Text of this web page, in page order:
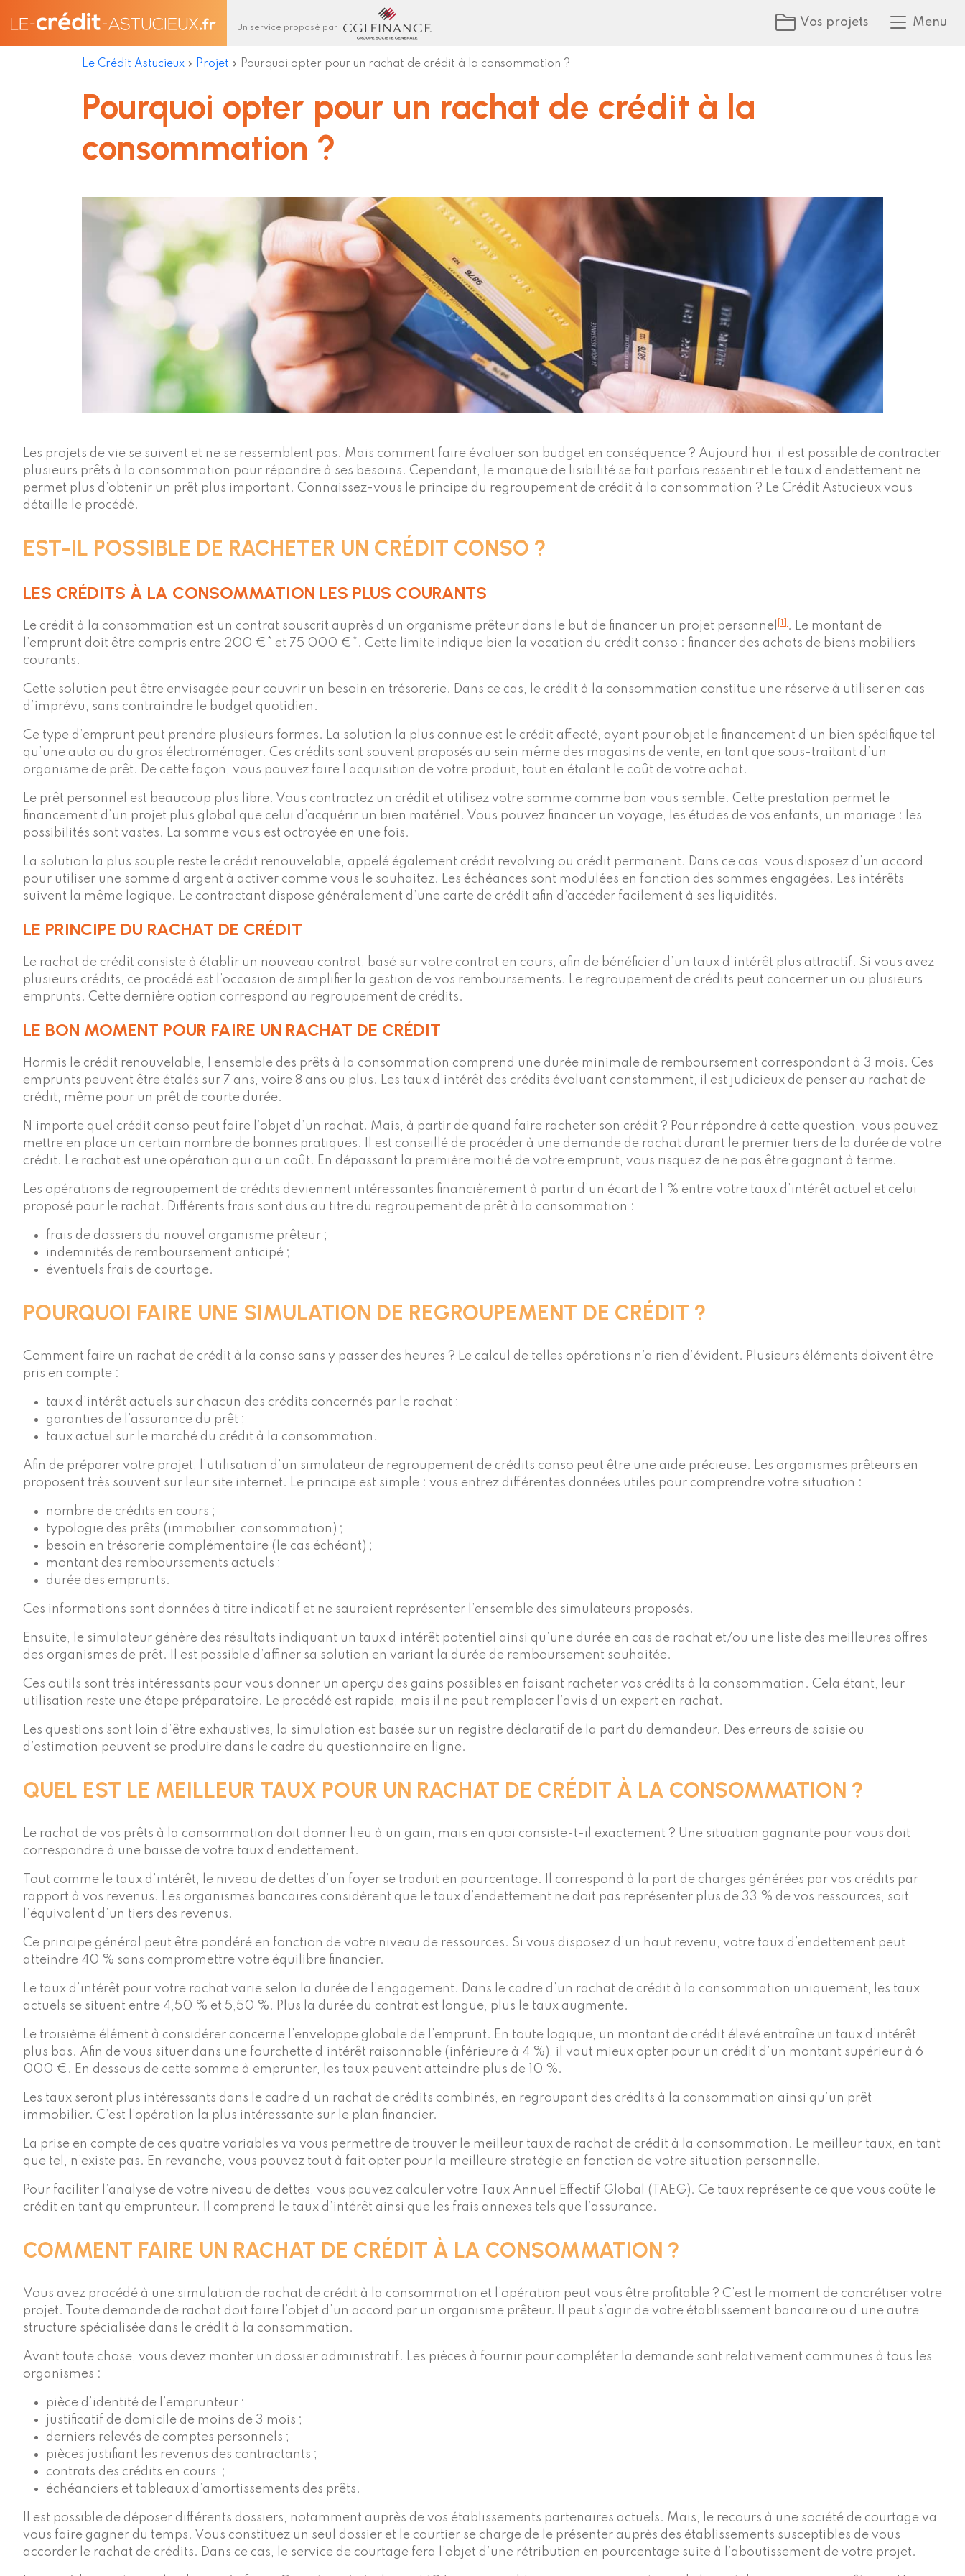
Un service proposé par Vos projets Menu
Le Crédit Astucieux » Projet » Pourquoi opter pour un rachat de crédit à la consommation ?
Pourquoi opter pour un rachat de crédit à la
consommation ?
Les projets de vie se suivent et ne se ressemblent pas. Mais comment faire évoluer son budget en conséquence ? Aujourd’hui, il est possible de contracter
plusieurs prêts à la consommation pour répondre à ses besoins. Cependant, le manque de lisibilité se fait parfois ressentir et le taux d’endettement ne
permet plus d’obtenir un prêt plus important. Connaissez-vous le principe du regroupement de crédit à la consommation ? Le Crédit Astucieux vous
détaille le procédé.
EST-IL POSSIBLE DE RACHETER UN CRÉDIT CONSO ?
LES CRÉDITS À LA CONSOMMATION LES PLUS COURANTS
Le crédit à la consommation est un contrat souscrit auprès d’un organisme prêteur dans le but de financer un projet personnel [1]
. Le montant de
l’emprunt doit être compris entre 200 €* et 75 000 €*. Cette limite indique bien la vocation du crédit conso : financer des achats de biens mobiliers
courants.
Cette solution peut être envisagée pour couvrir un besoin en trésorerie. Dans ce cas, le crédit à la consommation constitue une réserve à utiliser en cas
d’imprévu, sans contraindre le budget quotidien.
Ce type d’emprunt peut prendre plusieurs formes. La solution la plus connue est le crédit affecté, ayant pour objet le financement d’un bien spécifique tel
qu’une auto ou du gros électroménager. Ces crédits sont souvent proposés au sein même des magasins de vente, en tant que sous-traitant d’un
organisme de prêt. De cette façon, vous pouvez faire l’acquisition de votre produit, tout en étalant le coût de votre achat.
Le prêt personnel est beaucoup plus libre. Vous contractez un crédit et utilisez votre somme comme bon vous semble. Cette prestation permet le
financement d’un projet plus global que celui d’acquérir un bien matériel. Vous pouvez financer un voyage, les études de vos enfants, un mariage : les
possibilités sont vastes. La somme vous est octroyée en une fois.
La solution la plus souple reste le crédit renouvelable, appelé également crédit revolving ou crédit permanent. Dans ce cas, vous disposez d’un accord
pour utiliser une somme d’argent à activer comme vous le souhaitez. Les échéances sont modulées en fonction des sommes engagées. Les intérêts
suivent la même logique. Le contractant dispose généralement d’une carte de crédit afin d’accéder facilement à ses liquidités.
LE PRINCIPE DU RACHAT DE CRÉDIT
Le rachat de crédit consiste à établir un nouveau contrat, basé sur votre contrat en cours, afin de bénéficier d’un taux d’intérêt plus attractif. Si vous avez
plusieurs crédits, ce procédé est l’occasion de simplifier la gestion de vos remboursements. Le regroupement de crédits peut concerner un ou plusieurs
emprunts. Cette dernière option correspond au regroupement de crédits.
LE BON MOMENT POUR FAIRE UN RACHAT DE CRÉDIT
Hormis le crédit renouvelable, l’ensemble des prêts à la consommation comprend une durée minimale de remboursement correspondant à 3 mois. Ces
emprunts peuvent être étalés sur 7 ans, voire 8 ans ou plus. Les taux d’intérêt des crédits évoluant constamment, il est judicieux de penser au rachat de
crédit, même pour un prêt de courte durée.
N’importe quel crédit conso peut faire l’objet d’un rachat. Mais, à partir de quand faire racheter son crédit ? Pour répondre à cette question, vous pouvez
mettre en place un certain nombre de bonnes pratiques. Il est conseillé de procéder à une demande de rachat durant le premier tiers de la durée de votre
crédit. Le rachat est une opération qui a un coût. En dépassant la première moitié de votre emprunt, vous risquez de ne pas être gagnant à terme.
Les opérations de regroupement de crédits deviennent intéressantes financièrement à partir d’un écart de 1 % entre votre taux d’intérêt actuel et celui
proposé pour le rachat. Différents frais sont dus au titre du regroupement de prêt à la consommation :
frais de dossiers du nouvel organisme prêteur ;
indemnités de remboursement anticipé ;
éventuels frais de courtage.
POURQUOI FAIRE UNE SIMULATION DE REGROUPEMENT DE CRÉDIT ?
Comment faire un rachat de crédit à la conso sans y passer des heures ? Le calcul de telles opérations n’a rien d’évident. Plusieurs éléments doivent être
pris en compte :
taux d’intérêt actuels sur chacun des crédits concernés par le rachat ;
garanties de l’assurance du prêt ;
taux actuel sur le marché du crédit à la consommation.
Afin de préparer votre projet, l’utilisation d’un simulateur de regroupement de crédits conso peut être une aide précieuse. Les organismes prêteurs en
proposent très souvent sur leur site internet. Le principe est simple : vous entrez différentes données utiles pour comprendre votre situation :
nombre de crédits en cours ;
typologie des prêts (immobilier, consommation) ;
besoin en trésorerie complémentaire (le cas échéant) ;
montant des remboursements actuels ;
durée des emprunts.
Ces informations sont données à titre indicatif et ne sauraient représenter l’ensemble des simulateurs proposés.
Ensuite, le simulateur génère des résultats indiquant un taux d’intérêt potentiel ainsi qu’une durée en cas de rachat et/ou une liste des meilleures offres
des organismes de prêt. Il est possible d’affiner sa solution en variant la durée de remboursement souhaitée.
Ces outils sont très intéressants pour vous donner un aperçu des gains possibles en faisant racheter vos crédits à la consommation. Cela étant, leur
utilisation reste une étape préparatoire. Le procédé est rapide, mais il ne peut remplacer l’avis d’un expert en rachat.
Les questions sont loin d’être exhaustives, la simulation est basée sur un registre déclaratif de la part du demandeur. Des erreurs de saisie ou
d’estimation peuvent se produire dans le cadre du questionnaire en ligne.
QUEL EST LE MEILLEUR TAUX POUR UN RACHAT DE CRÉDIT À LA CONSOMMATION ?
Le rachat de vos prêts à la consommation doit donner lieu à un gain, mais en quoi consiste-t-il exactement ? Une situation gagnante pour vous doit
correspondre à une baisse de votre taux d’endettement.
Tout comme le taux d’intérêt, le niveau de dettes d’un foyer se traduit en pourcentage. Il correspond à la part de charges générées par vos crédits par
rapport à vos revenus. Les organismes bancaires considèrent que le taux d’endettement ne doit pas représenter plus de 33 % de vos ressources, soit
l’équivalent d’un tiers des revenus.
Ce principe général peut être pondéré en fonction de votre niveau de ressources. Si vous disposez d’un haut revenu, votre taux d’endettement peut
atteindre 40 % sans compromettre votre équilibre financier.
Le taux d’intérêt pour votre rachat varie selon la durée de l’engagement. Dans le cadre d’un rachat de crédit à la consommation uniquement, les taux
actuels se situent entre 4,50 % et 5,50 %. Plus la durée du contrat est longue, plus le taux augmente.
Le troisième élément à considérer concerne l’enveloppe globale de l’emprunt. En toute logique, un montant de crédit élevé entraîne un taux d’intérêt
plus bas. Afin de vous situer dans une fourchette d’intérêt raisonnable (inférieure à 4 %), il vaut mieux opter pour un crédit d’un montant supérieur à 6
000 €. En dessous de cette somme à emprunter, les taux peuvent atteindre plus de 10 %.
Les taux seront plus intéressants dans le cadre d’un rachat de crédits combinés, en regroupant des crédits à la consommation ainsi qu’un prêt
immobilier. C’est l’opération la plus intéressante sur le plan financier.
La prise en compte de ces quatre variables va vous permettre de trouver le meilleur taux de rachat de crédit à la consommation. Le meilleur taux, en tant
que tel, n’existe pas. En revanche, vous pouvez tout à fait opter pour la meilleure stratégie en fonction de votre situation personnelle.
Pour faciliter l’analyse de votre niveau de dettes, vous pouvez calculer votre Taux Annuel Effectif Global (TAEG). Ce taux représente ce que vous coûte le
crédit en tant qu’emprunteur. Il comprend le taux d’intérêt ainsi que les frais annexes tels que l’assurance.
COMMENT FAIRE UN RACHAT DE CRÉDIT À LA CONSOMMATION ?
Vous avez procédé à une simulation de rachat de crédit à la consommation et l’opération peut vous être profitable ? C’est le moment de concrétiser votre
projet. Toute demande de rachat doit faire l’objet d’un accord par un organisme prêteur. Il peut s’agir de votre établissement bancaire ou d’une autre
structure spécialisée dans le crédit à la consommation.
Avant toute chose, vous devez monter un dossier administratif. Les pièces à fournir pour compléter la demande sont relativement communes à tous les
organismes :
pièce d’identité de l’emprunteur ;
justificatif de domicile de moins de 3 mois ;
derniers relevés de comptes personnels ;
pièces justifiant les revenus des contractants ;
contrats des crédits en cours ;
échéanciers et tableaux d’amortissements des prêts.
Il est possible de déposer différents dossiers, notamment auprès de vos établissements partenaires actuels. Mais, le recours à une société de courtage va
vous faire gagner du temps. Vous constituez un seul dossier et le courtier se charge de le présenter auprès des établissements susceptibles de vous
accorder le rachat de crédits. Dans ce cas, le service de courtage fera l’objet d’une rétribution en pourcentage suite à l’aboutissement de votre projet.